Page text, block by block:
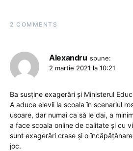
2 COMMENTS
Alexandru spune:
2 martie 2021 la 10:21
Ba susține exagerări și Ministerul
A aduce elevii la scoala în scenariul
usoare, dar numai ca să le dai, a
a face scoala online de calitate și cu
sunt exagerări crase și o
joc.